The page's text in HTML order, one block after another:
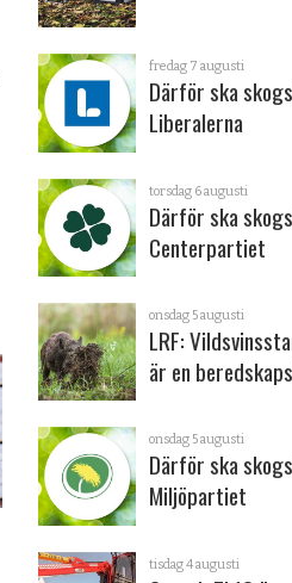
fredag 7 augusti
Därför ska
Liberalerna
torsdag 6 augusti
Därför ska
Centerpartiet
onsdag 5 augusti
LRF:
är en
onsdag 5 augusti
Därför ska
Miljöpartiet
tisdag 4 augusti